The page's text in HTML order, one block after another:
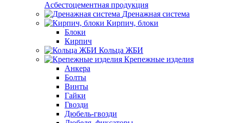
Асбестоцементная продукция
Дренажная система
Кирпич, блоки
Блоки
Кирпич
Кольца ЖБИ
Крепежные изделия
Анкера
Болты
Винты
Гайки
Гвозди
Дюбель-гвозди